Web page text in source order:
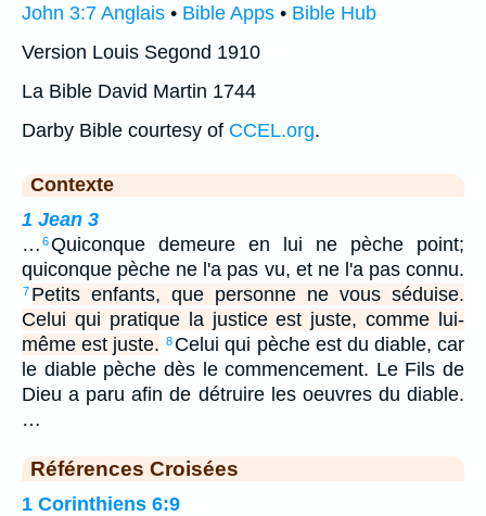
John 3:7 Anglais • Bible Apps • Bible Hub
Version Louis Segond 1910
La Bible David Martin 1744
Darby Bible courtesy of CCEL.org.
Contexte
1 Jean 3
… 6Quiconque demeure en lui ne pèche point;
quiconque pèche ne l'a pas vu, et ne l'a pas connu.
7 Petits enfants, que personne ne vous séduise.
Celui qui pratique la justice est juste, comme lui-
même est juste.
8 Celui qui pèche est du diable, car
le diable pèche dès le commencement. Le Fils de
Dieu a paru afin de détruire les oeuvres du diable.
…
Références Croisées
1 Corinthiens 6:9